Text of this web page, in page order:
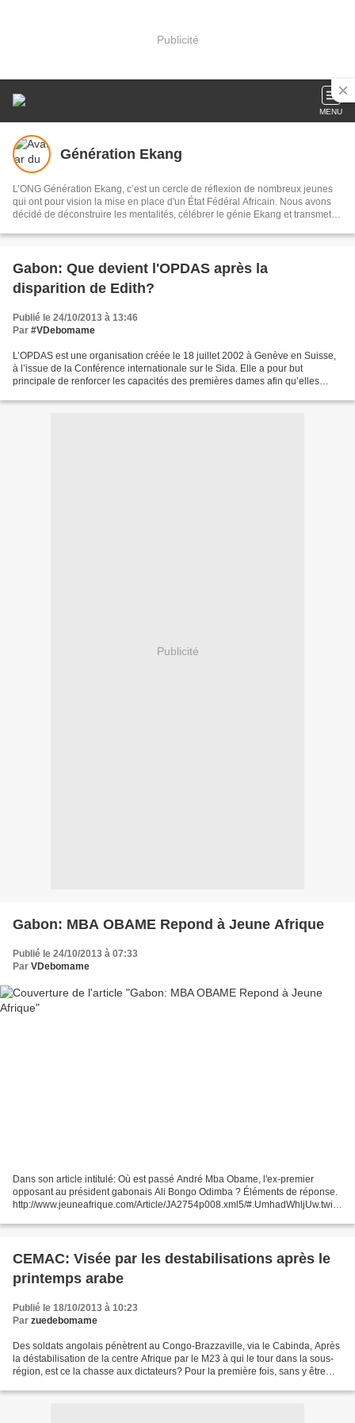
Publicité
MENU
Génération Ekang
L’ONG Génération Ekang, c’est un cercle de réflexion de nombreux jeunes
qui ont pour vision la mise en place d'un État Fédéral Africain. Nous avons
décidé de déconstruire les mentalités, célébrer le génie Ekang et transmettre
avenirs.
Gabon: Que devient l'OPDAS après la
disparition de Edith?
Publié le 24/10/2013 à 13:46
Par #VDebomame
L’OPDAS est une organisation créée le 18 juillet 2002 à Genève en Suisse,
à l’issue de la Conférence internationale sur le Sida. Elle a pour but
principale de renforcer les capacités des premières dames afin qu’elles
Publicité
Gabon: MBA OBAME Repond à Jeune Afrique
Publié le 24/10/2013 à 07:33
Par VDebomame
Dans son article intitulé: Où est passé André Mba Obame, l'ex-premier
opposant au président gabonais Ali Bongo Odimba ? Éléments de réponse.
http://www.jeuneafrique.com/Article/JA2754p008.xml5/#.UmhadWhljUw.twitt
CEMAC: Visée par les destabilisations après le
printemps arabe
Publié le 18/10/2013 à 10:23
Par zuedebomame
Des soldats angolais pénètrent au Congo-Brazzaville, via le Cabinda, Après
la déstabilisation de la centre Afrique par le M23 à qui le tour dans la sous-
région, est ce la chasse aux dictateurs? Pour la première fois, sans y être